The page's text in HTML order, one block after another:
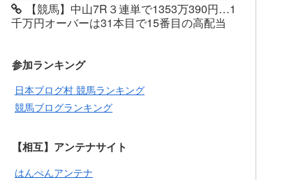
【競馬】中山7R３連単で1353万390円…1
千万円オーバーは31本目で15番目の高配当
参加ランキング
日本ブログ村 競馬ランキング
競馬ブログランキング
【相互】アンテナサイト
はんぺんアンテナ